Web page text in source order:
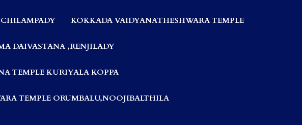
KOKKADA VAIDYANATHESHWARA TEMPLE
DAIVASTANA ,RENJILADY
TEMPLE KURIYALA KOPPA
TEMPLE ORUMBALU,NOOJIBALTHILA